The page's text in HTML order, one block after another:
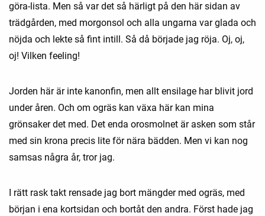
göra-lista. Men så var det så härligt på den här sidan av
trädgården, med morgonsol och alla ungarna var glada och
nöjda och lekte så fint intill. Så då började jag röja. Oj, oj,
oj! Vilken feeling!
Jorden här är inte kanonfin, men allt ensilage har blivit jord
under åren. Och om ogräs kan växa här kan mina
grönsaker det med. Det enda orosmolnet är asken som står
med sin krona precis lite för nära bädden. Men vi kan nog
samsas några år, tror jag.
I rätt rask takt rensade jag bort mängder med ogräs, med
början i ena kortsidan och bortåt den andra. Först hade jag